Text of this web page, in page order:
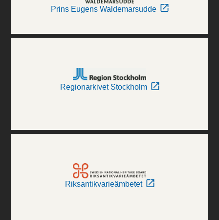
Prins Eugens Waldemarsudde
Regionarkivet Stockholm
Riksantikvarieämbetet